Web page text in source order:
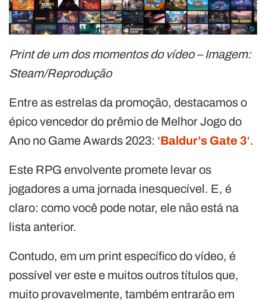
Print de um dos momentos do vídeo – Imagem:
Steam/Reprodução
Entre as estrelas da promoção, destacamos o
épico vencedor do prêmio de Melhor Jogo do
Ano no Game Awards 2023: ‘Baldur’s Gate 3‘.
Este RPG envolvente promete levar os
jogadores a uma jornada inesquecível. E, é
claro: como você pode notar, ele não está na
lista anterior.
Contudo, em um print específico do vídeo, é
possível ver este e muitos outros títulos que,
muito provavelmente, também entrarão em